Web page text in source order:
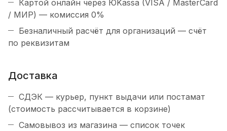
Картой онлайн через ЮKassa (VISA / MasterCard
/ МИР) — комиссия 0%
Безналичный расчёт для организаций — счёт
по реквизитам
Доставка
СДЭК — курьер, пункт выдачи или постамат
(стоимость рассчитывается в корзине)
Самовывоз из магазина — список точек